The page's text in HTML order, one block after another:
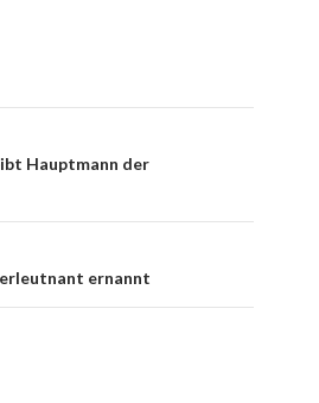
Hauptmann der
ernannt